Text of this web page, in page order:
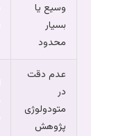
وسیع یا
بسیار
محدود
عدم دقت
در
متودولوژی
پژوهش